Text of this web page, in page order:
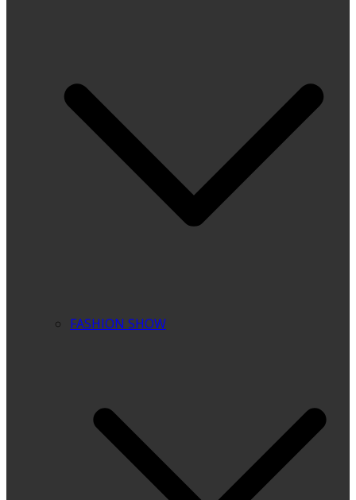
FASHION SHOW